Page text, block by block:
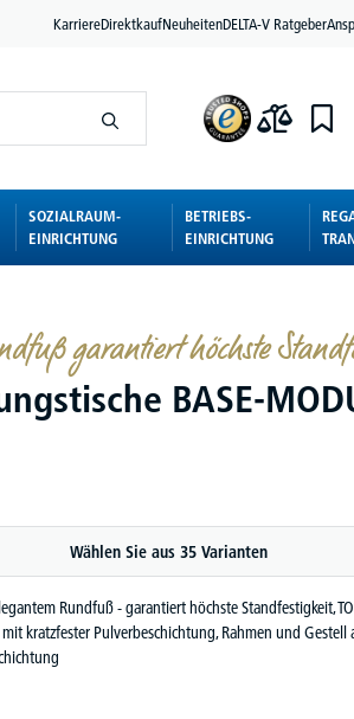
KarriereDirektkaufNeuheitenDELTA-V Ratgeber
SOZIALRAUM-
EINRICHTUNG
BETRIEBS-
EINRICHTUNG
garantiert höchste
BASE-
Wählen Sie aus 35 Varianten
Rundfuß - garantiert höchste Standfestigkeit,
kratzfester Pulverbeschichtung, Rahmen und